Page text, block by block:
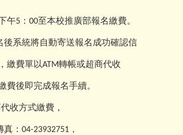
午5 ： 00至本校推廣部報名繳費。
後系統將自動寄送報名成功確認信
繳費單以ATM轉帳或超商代收
費後即完成報名手續。
收方式繳費，
： 04-23932751 ，